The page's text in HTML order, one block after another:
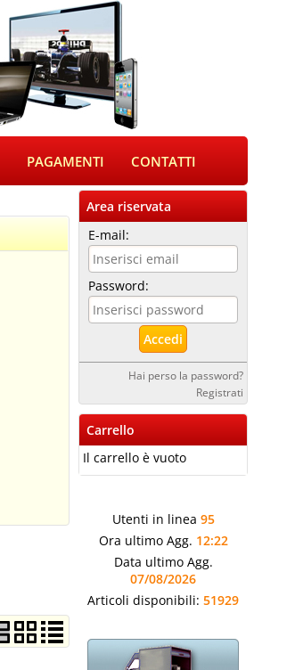
PAGAMENTI CONTATTI
Area riservata
E-mail:
Password:
Hai perso la password?
Registrati
Carrello
Il carrello è vuoto
Utenti in linea 95
Ora ultimo Agg. 12:22
Data ultimo Agg.
07/08/2026
Articoli disponibili: 51929